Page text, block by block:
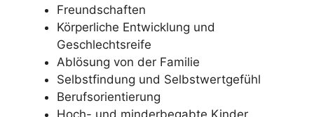
Freundschaften
Körperliche Entwicklung und
Geschlechtsreife
Ablösung von der Familie
Selbstfindung und Selbstwertgefühl
Berufsorientierung
Hoch- und minderbegabte Kinder